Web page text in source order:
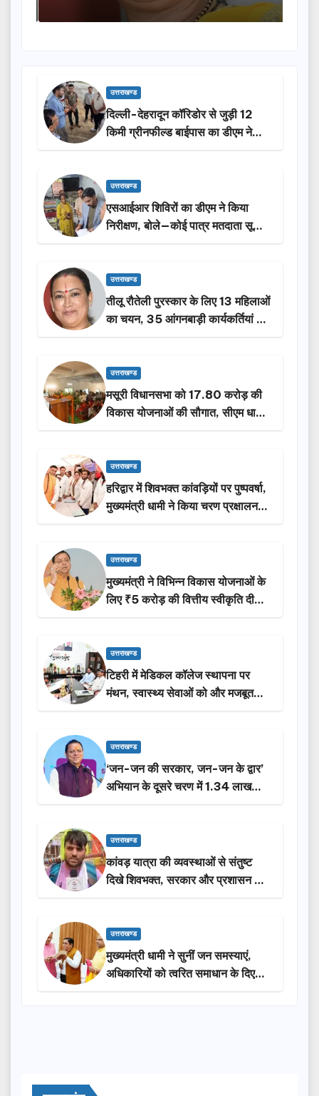
उत्तराखण्ड
दिल्ली-देहरादून कॉरिडोर से जुड़ी 12
किमी ग्रीनफील्ड बाईपास का डीएम ने
किया निरीक्षण…
उत्तराखण्ड
एसआईआर शिविरों का डीएम ने किया
निरीक्षण, बोले—कोई पात्र मतदाता सूची
से न छूटे…
उत्तराखण्ड
तीलू रौतेली पुरस्कार के लिए 13 महिलाओं
का चयन, 35 आंगनबाड़ी कार्यकर्तियां भी
होंगी सम्मानित…
उत्तराखण्ड
मसूरी विधानसभा को 17.80 करोड़ की
विकास योजनाओं की सौगात, सीएम धामी
ने किया लोकार्पण-शिलान्यास.
उत्तराखण्ड
हरिद्वार में शिवभक्त कांवड़ियों पर पुष्पवर्षा,
मुख्यमंत्री धामी ने किया चरण प्रक्षालन…
उत्तराखण्ड
मुख्यमंत्री ने विभिन्न विकास योजनाओं के
लिए ₹5 करोड़ की वित्तीय स्वीकृति दी…
उत्तराखण्ड
टिहरी में मेडिकल कॉलेज स्थापना पर
मंथन, स्वास्थ्य सेवाओं को और मजबूत
करेगी सरकार: मुख्यमंत्री धामी…
उत्तराखण्ड
‘जन-जन की सरकार, जन-जन के द्वार’
अभियान के दूसरे चरण में 1.34 लाख
लोगों की भागीदारी…
उत्तराखण्ड
कांवड़ यात्रा की व्यवस्थाओं से संतुष्ट
दिखे शिवभक्त, सरकार और प्रशासन की
सराहना…
उत्तराखण्ड
मुख्यमंत्री धामी ने सुनीं जन समस्याएं,
अधिकारियों को त्वरित समाधान के दिए
निर्देश